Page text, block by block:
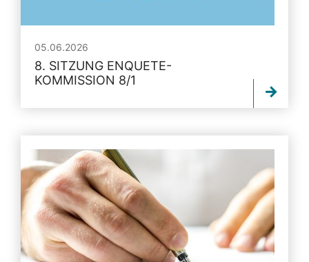
05.06.2026
8. SITZUNG ENQUETE-
KOMMISSION 8/1